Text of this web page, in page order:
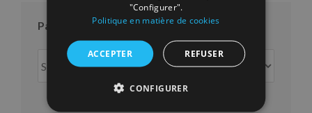
Par mois
mois
"Configurer".
Politique en matière de cookies
ACCEPTER REFUSER
CONFIGURER